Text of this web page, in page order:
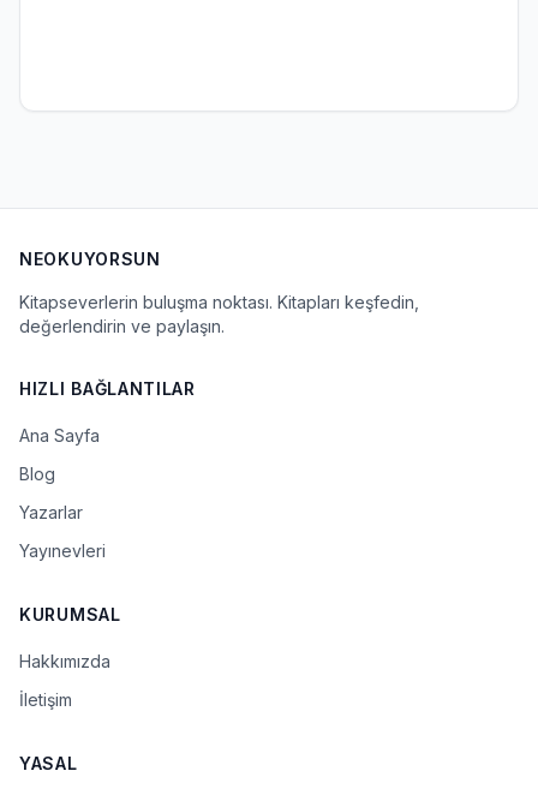
NEOKUYORSUN
Kitapseverlerin buluşma noktası. Kitapları keşfedin,
değerlendirin ve paylaşın.
HIZLI BAĞLANTILAR
Ana Sayfa
Blog
Yazarlar
Yayınevleri
KURUMSAL
Hakkımızda
İletişim
YASAL